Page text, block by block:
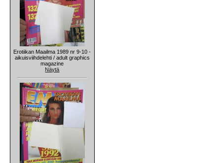
Erotiikan Maailma 1989 nr 9-10 -
aikuisviihdelehti / adult graphics
magazine
Näytä